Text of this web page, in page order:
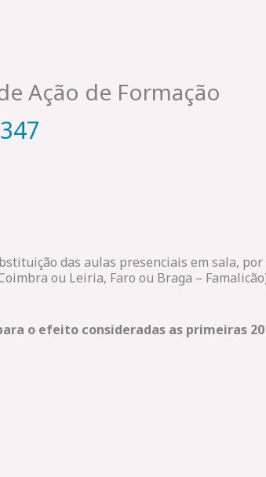
Ação de Formação
das aulas presenciais em sala,
ou Leiria, Faro ou Braga –
o efeito consideradas as primeiras